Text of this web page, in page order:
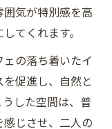
気が特別感を高
てくれます。
の落ち着いたイ
促進し、自然と
した空間は、普
じさせ、二人の